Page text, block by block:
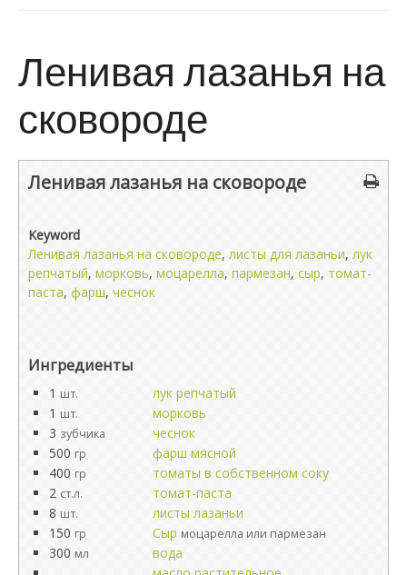
Ленивая лазанья на
сковороде
Ленивая лазанья на сковороде
Keyword
Ленивая лазанья на сковороде, листы для лазаньи, лук
репчатый, морковь, моцарелла, пармезан, сыр, томат-
паста, фарш, чеснок
Ингредиенты
1 шт.
лук репчатый
1 шт.
морковь
3 зубчика
чеснок
500 гр
фарш мясной
400 гр
томаты в собственном соку
2 ст.л.
томат-паста
8 шт.
листы лазаньи
150 гр Сыр моцарелла или пармезан
300 мл
вода